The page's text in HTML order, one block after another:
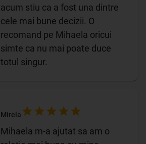
acum stiu ca a fost una dintre
cele mai bune decizii. O
recomand pe Mihaela oricui
simte ca nu mai poate duce
totul singur.
Mirela
Mihaela m-a ajutat sa am o